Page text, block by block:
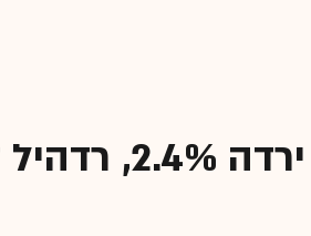
נעילה שלילית בבורסה; בזק